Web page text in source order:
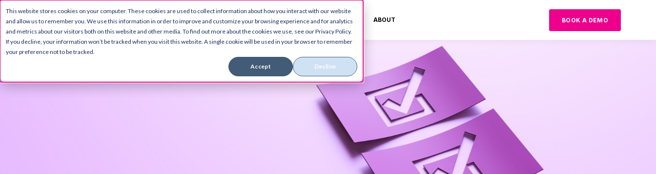
This website stores cookies on your computer. These cookies are used to collect information about how you interact with our website
and allow us to remember you. We use this information in order to improve and customize your browsing experience and for analytics
and metrics about our visitors both on this website and other media. To find out more about the cookies we use, see our Privacy Policy.
If you decline, your information won’t be tracked when you visit this website. A single cookie will be used in your browser to remember
your preference not to be tracked.
Accept Decline
PRODUCT RESOURCES CUSTOMERS BLOG ABOUT BOOK A DEMO